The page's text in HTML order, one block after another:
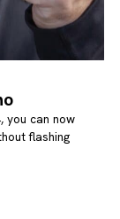
you can now
flashing